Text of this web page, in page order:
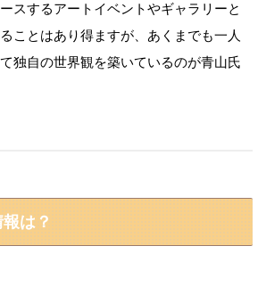
スするアートイベントやギャラリーと
ことはあり得ますが、あくまでも一人
独自の世界観を築いているのが青山氏
は？